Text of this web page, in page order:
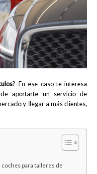
? En ese caso te interesa
aportarte un servicio de
y llegar a más clientes,
para talleres de